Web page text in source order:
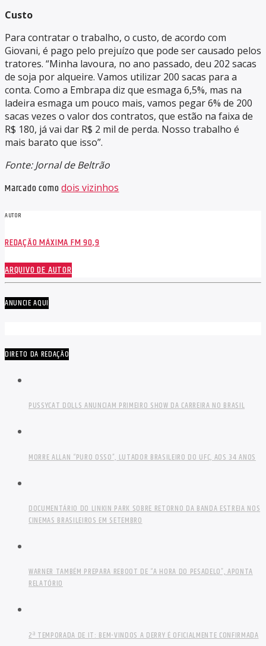
Custo
Para contratar o trabalho, o custo, de acordo com
Giovani, é pago pelo prejuízo que pode ser causado pelos
tratores. “Minha lavoura, no ano passado, deu 202 sacas
de soja por alqueire. Vamos utilizar 200 sacas para a
conta. Como a Embrapa diz que esmaga 6,5%, mas na
ladeira esmaga um pouco mais, vamos pegar 6% de 200
sacas vezes o valor dos contratos, que estão na faixa de
R$ 180, já vai dar R$ 2 mil de perda. Nosso trabalho é
mais barato que isso”.
Fonte: Jornal de Beltrão
Marcado comodois vizinhos
AUTOR
REDAÇÃO MÁXIMA FM 90,9
ARQUIVO DE AUTOR
ANUNCIE AQUI
DIRETO DA REDAÇÃO
PUSSYCAT DOLLS ANUNCIAM PRIMEIRO SHOW DA CARREIRA NO BRASIL
MORRE ALLAN “PURO OSSO”, LUTADOR BRASILEIRO DO UFC, AOS 34 ANOS
DOCUMENTÁRIO DO LINKIN PARK SOBRE RETORNO DA BANDA ESTREIA NOS
CINEMAS BRASILEIROS EM SETEMBRO
WARNER TAMBÉM PREPARA REBOOT DE “A HORA DO PESADELO”, APONTA
RELATÓRIO
2ª TEMPORADA DE IT: BEM-VINDOS A DERRY É OFICIALMENTE CONFIRMADA